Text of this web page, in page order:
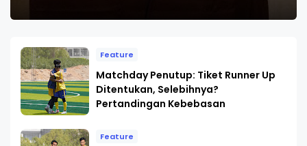
Feature
Matchday Penutup: Tiket Runner Up
Ditentukan, Selebihnya?
Pertandingan Kebebasan
Feature